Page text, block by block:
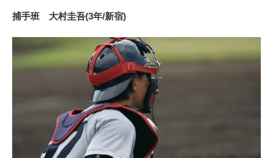
捕手班 大村圭吾(3年/新宿)